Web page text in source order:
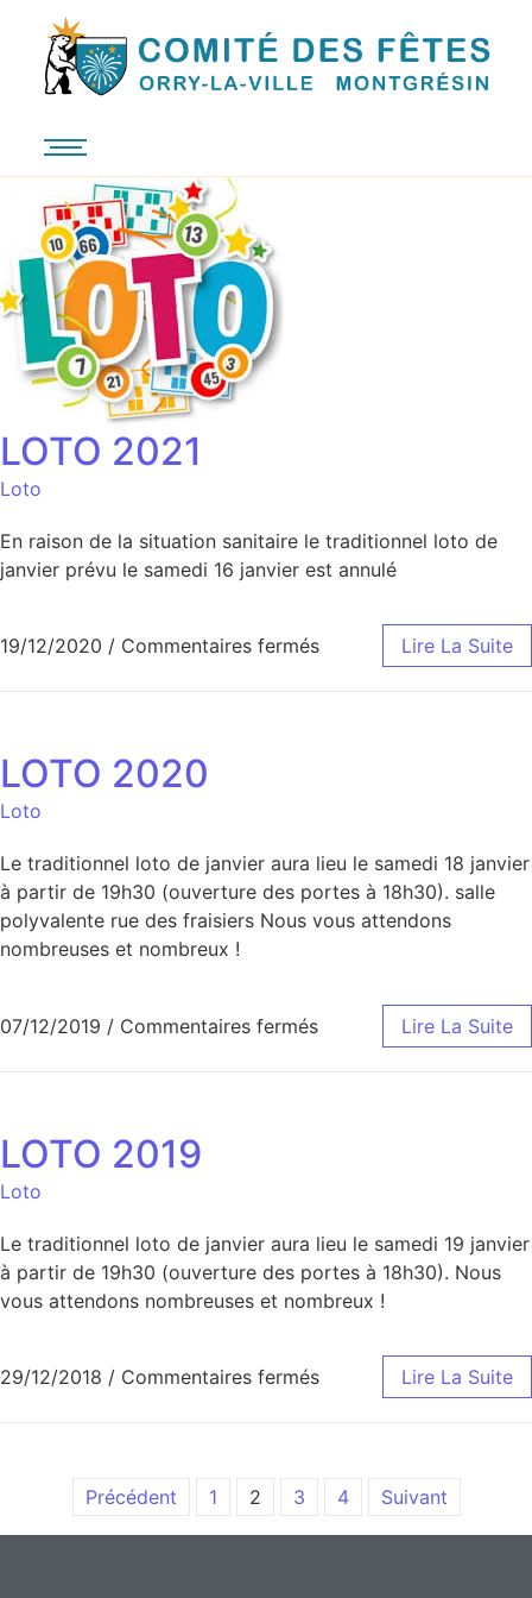
LOTO 2021
Loto
En raison de la situation sanitaire le traditionnel loto de
janvier prévu le samedi 16 janvier est annulé
19/12/2020 / Commentaires fermés Lire La Suite
LOTO 2020
Loto
Le traditionnel loto de janvier aura lieu le samedi 18 janvier
à partir de 19h30 (ouverture des portes à 18h30). salle
polyvalente rue des fraisiers Nous vous attendons
nombreuses et nombreux !
07/12/2019 / Commentaires fermés Lire La Suite
LOTO 2019
Loto
Le traditionnel loto de janvier aura lieu le samedi 19 janvier
à partir de 19h30 (ouverture des portes à 18h30). Nous
vous attendons nombreuses et nombreux !
29/12/2018 / Commentaires fermés Lire La Suite
Précédent 1 2 3 4 Suivant